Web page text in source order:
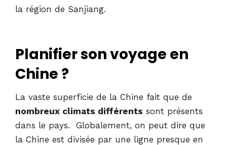
la région de Sanjiang.
Planifier son voyage en
Chine ?
La vaste superficie de la Chine fait que de
nombreux climats différents sont présents
dans le pays. Globalement, on peut dire que
la Chine est divisée par une ligne presque en